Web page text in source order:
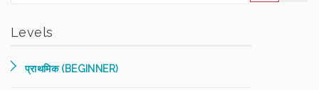
Levels
प्राथमिक (BEGINNER)